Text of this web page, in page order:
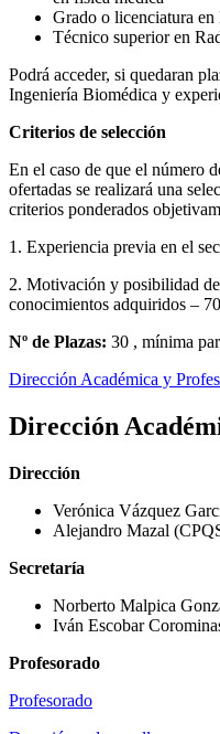
Grado o licenciatura
Técnico superior en
Podrá acceder, si quedaran
Ingeniería Biomédica y
Criterios de selección
En el caso de que el número
ofertadas se realizará una
criterios ponderados
1. Experiencia previa en el
2. Motivación y posibilidad
conocimientos adquiridos –
Nº de Plazas: 30 , mínima
Dirección Académica y
Dirección
Dirección
Verónica Vázquez
Alejandro Mazal
Secretaría
Norberto Malpica
Iván Escobar
Profesorado
Profesorado